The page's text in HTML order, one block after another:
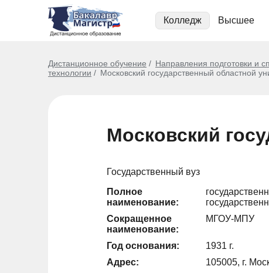
Колледж Высшее
Дистанционное обучение Направления подготовки и
технологии
Московский государственный областной
Московский
Государственный вуз
Полное
наименование:
Сокращенное
наименование:
МГОУ-МПУ
Год основания:
1931 г.
Адрес:
105005, г.